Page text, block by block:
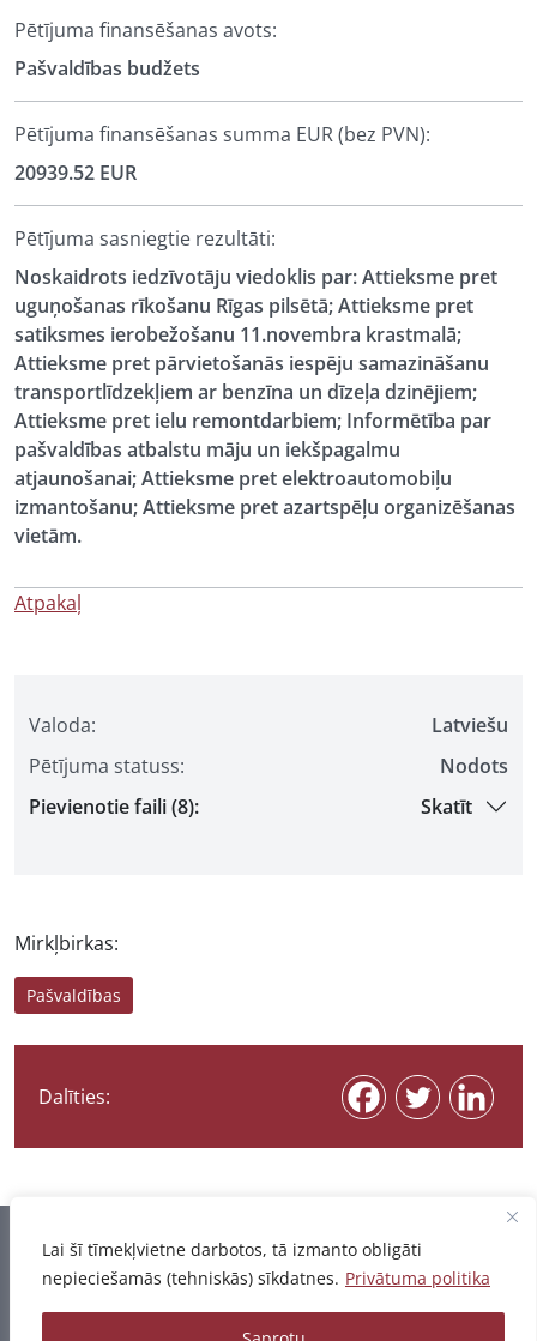
Lai šī tīmekļvietne darbotos, tā izmanto obligāti
nepieciešamās (tehniskās) sīkdatnes. Privātuma politika
Valoda:
Latviešu
Pētījuma statuss:
Nodots
Pievienotie faili (8):
Skatīt
Mirkļbirkas:
Pašvaldības
Dalīties:
Pētījuma finansēšanas avots:
Pašvaldības budžets
Pētījuma finansēšanas summa EUR (bez PVN):
20939.52 EUR
Pētījuma sasniegtie rezultāti:
Noskaidrots iedzīvotāju viedoklis par: Attieksme pret
uguņošanas rīkošanu Rīgas pilsētā; Attieksme pret
satiksmes ierobežošanu 11.novembra krastmalā;
Attieksme pret pārvietošanās iespēju samazināšanu
transportlīdzekļiem ar benzīna un dīzeļa dzinējiem;
Attieksme pret ielu remontdarbiem; Informētība par
pašvaldības atbalstu māju un iekšpagalmu
atjaunošanai; Attieksme pret elektroautomobiļu
izmantošanu; Attieksme pret azartspēļu organizēšanas
vietām.
Atpakaļ
Informācija pēdējo reizi atjaunota 07.08.2026